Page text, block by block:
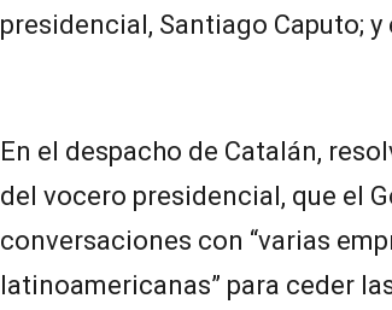
presidencial, Santiago Caputo;
En el despacho de Catalán,
del vocero presidencial, que el
conversaciones con “varias
latinoamericanas” para ceder